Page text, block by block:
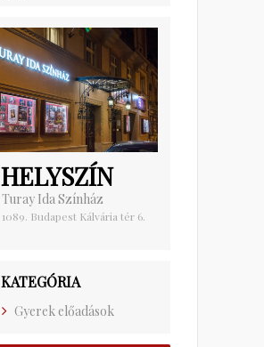
HELYSZÍN
Turay Ida Színház
1089. Budapest Kálvária tér 6.
KATEGÓRIA
Gyerek előadások